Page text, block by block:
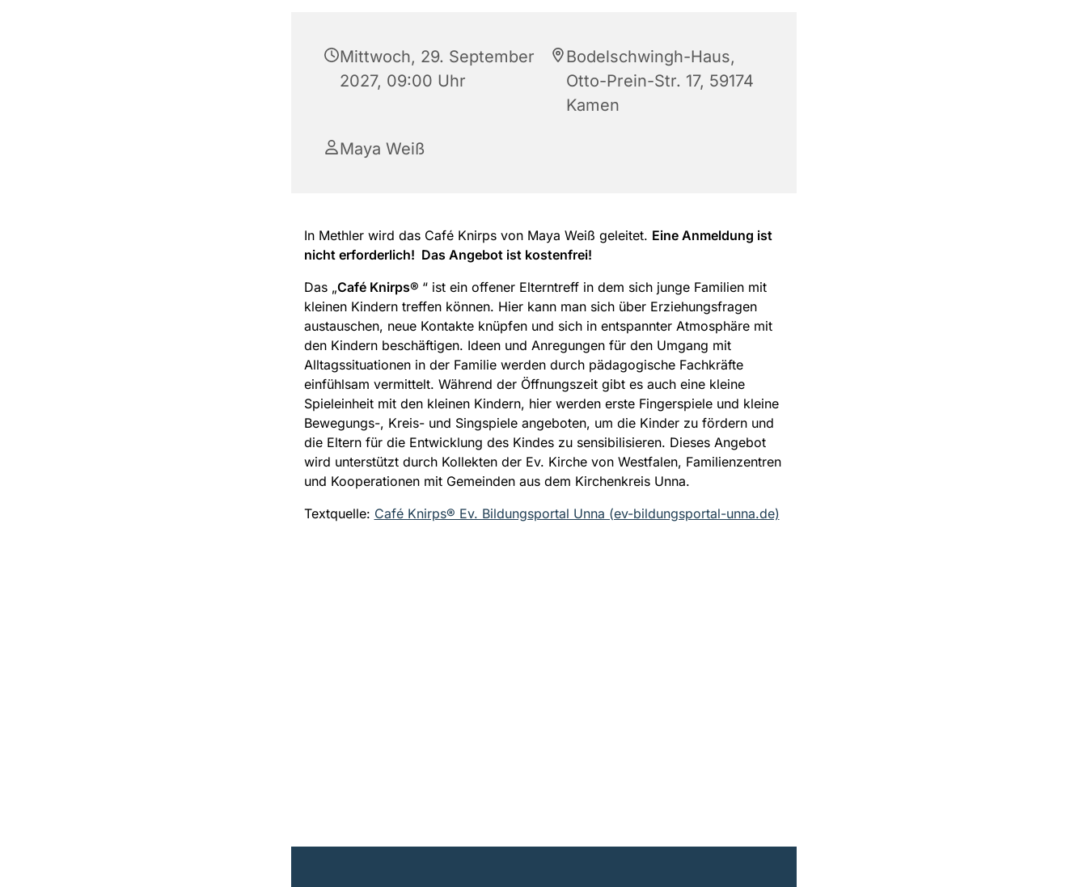
Mittwoch, 29. September
2027, 09:00 Uhr
Bodelschwingh-Haus,
Otto-Prein-Str. 17, 59174
Kamen
Maya Weiß
In Methler wird das Café Knirps von Maya Weiß geleitet. Eine Anmeldung ist
nicht erforderlich! Das Angebot ist kostenfrei!
Das „Café Knirps® “ ist ein offener Elterntreff in dem sich junge Familien mit
kleinen Kindern treffen können. Hier kann man sich über Erziehungsfragen
austauschen, neue Kontakte knüpfen und sich in entspannter Atmosphäre mit
den Kindern beschäftigen. Ideen und Anregungen für den Umgang mit
Alltagssituationen in der Familie werden durch pädagogische Fachkräfte
einfühlsam vermittelt. Während der Öffnungszeit gibt es auch eine kleine
Spieleinheit mit den kleinen Kindern, hier werden erste Fingerspiele und kleine
Bewegungs-, Kreis- und Singspiele angeboten, um die Kinder zu fördern und
die Eltern für die Entwicklung des Kindes zu sensibilisieren. Dieses Angebot
wird unterstützt durch Kollekten der Ev. Kirche von Westfalen, Familienzentren
und Kooperationen mit Gemeinden aus dem Kirchenkreis Unna.
Textquelle: Café Knirps® Ev. Bildungsportal Unna (ev-bildungsportal-unna.de)